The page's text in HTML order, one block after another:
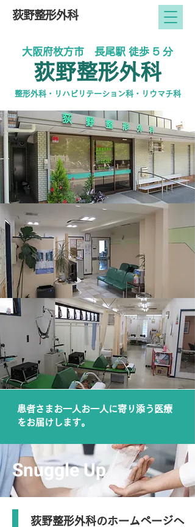
荻野整形外科
大阪府枚方市 長尾駅 徒歩 5 分
荻野整形外科
整形外科・リハビリテーション科・リウマチ科
患者さまお一人お一人に寄り添う医療
をお届けします。
Snuggle Up
荻野整形外科のホームページへ